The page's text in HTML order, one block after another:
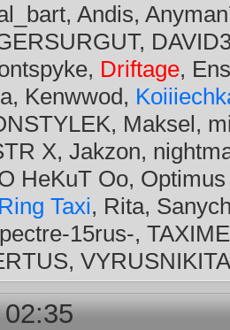
Andis,
Driftage,
Kenwwod,
Maksel,
X, Jakzon,
HeKuT Oo,
Ring Taxi, Rita,
15rus-,